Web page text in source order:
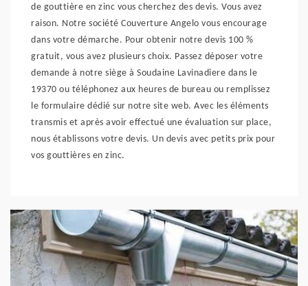
de gouttière en zinc vous cherchez des devis. Vous avez
raison. Notre société Couverture Angelo vous encourage
dans votre démarche. Pour obtenir notre devis 100 %
gratuit, vous avez plusieurs choix. Passez déposer votre
demande à notre siège à Soudaine Lavinadiere dans le
19370 ou téléphonez aux heures de bureau ou remplissez
le formulaire dédié sur notre site web. Avec les éléments
transmis et après avoir effectué une évaluation sur place,
nous établissons votre devis. Un devis avec petits prix pour
vos gouttières en zinc.